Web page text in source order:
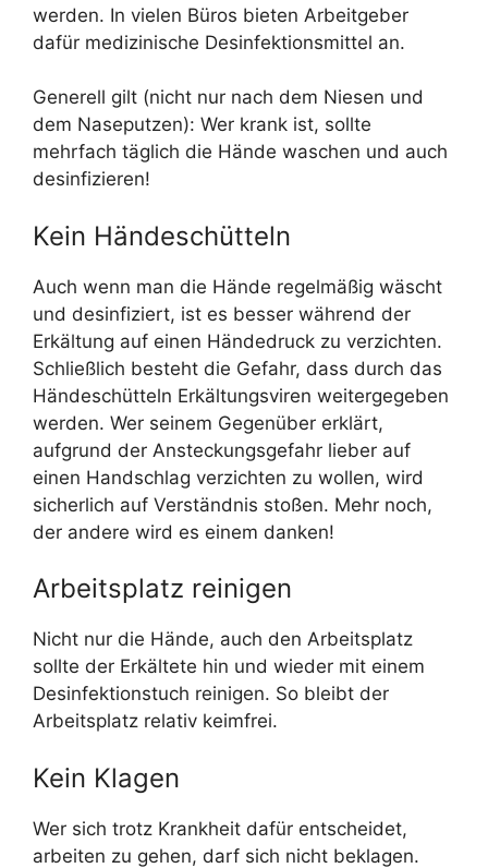
werden. In vielen Büros bieten Arbeitgeber
dafür medizinische Desinfektionsmittel an.
Generell gilt (nicht nur nach dem Niesen und
dem Naseputzen): Wer krank ist, sollte
mehrfach täglich die Hände waschen und auch
desinfizieren!
Kein Händeschütteln
Auch wenn man die Hände regelmäßig wäscht
und desinfiziert, ist es besser während der
Erkältung auf einen Händedruck zu verzichten.
Schließlich besteht die Gefahr, dass durch das
Händeschütteln Erkältungsviren weitergegeben
werden. Wer seinem Gegenüber erklärt,
aufgrund der Ansteckungsgefahr lieber auf
einen Handschlag verzichten zu wollen, wird
sicherlich auf Verständnis stoßen. Mehr noch,
der andere wird es einem danken!
Arbeitsplatz reinigen
Nicht nur die Hände, auch den Arbeitsplatz
sollte der Erkältete hin und wieder mit einem
Desinfektionstuch reinigen. So bleibt der
Arbeitsplatz relativ keimfrei.
Kein Klagen
Wer sich trotz Krankheit dafür entscheidet,
arbeiten zu gehen, darf sich nicht beklagen.